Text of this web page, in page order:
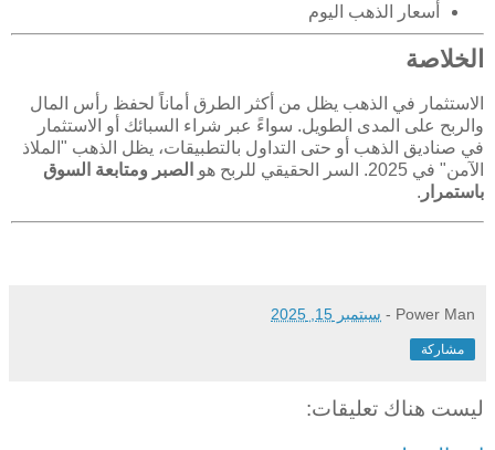
أسعار الذهب اليوم
الخلاصة
الاستثمار في الذهب يظل من أكثر الطرق أماناً لحفظ رأس المال
والربح على المدى الطويل. سواءً عبر شراء السبائك أو الاستثمار
في صناديق الذهب أو حتى التداول بالتطبيقات، يظل الذهب "الملاذ
الآمن" في 2025. السر الحقيقي للربح هو
الصبر ومتابعة السوق
باستمرار .
Power Man
- سبتمبر 15, 2025
مشاركة
ليست هناك تعليقات: